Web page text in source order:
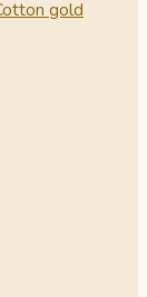
gold